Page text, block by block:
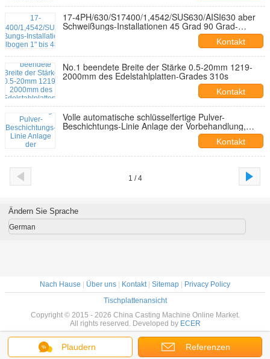
17-4PH/630/S17400/1,4542/SUS630/AISI630 aber
Schweißungs-Installationen 45 Grad 90 Grad-
Kontakt
No.1 beendete Breite der Stärke 0.5-20mm 1219-
2000mm des Edelstahlplatten-Grades 310s
Kontakt
Volle automatische schlüsselfertige Pulver-
Beschichtungs-Linie Anlage der Vorbehandlung,
Kontakt
1 / 4
Plaudern Referenzen
Ändern Sie Sprache
German
Nach Hause Über uns Kontakt| Sitemap
Privacy Policy
Tischplattenansicht
Copyright © 2015 - 2026 China Casting Machine Online Market.
All rights reserved. Developed by ECER